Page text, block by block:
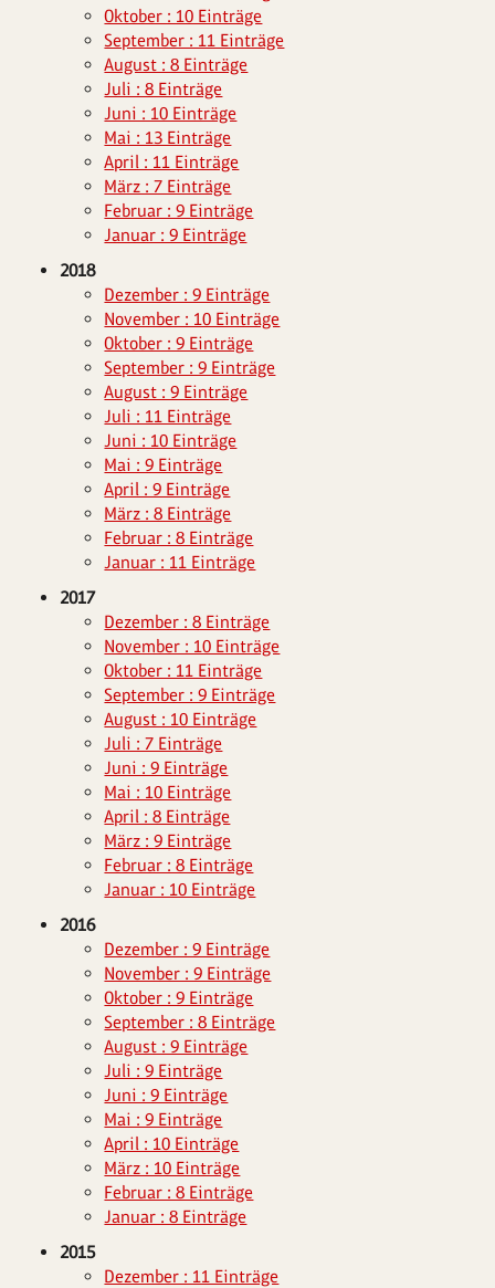
Oktober : 10 Einträge
September : 11 Einträge
August : 8 Einträge
Juli : 8 Einträge
Juni : 10 Einträge
Mai : 13 Einträge
April : 11 Einträge
März : 7 Einträge
Februar : 9 Einträge
Januar : 9 Einträge
2018
Dezember : 9 Einträge
November : 10 Einträge
Oktober : 9 Einträge
September : 9 Einträge
August : 9 Einträge
Juli : 11 Einträge
Juni : 10 Einträge
Mai : 9 Einträge
April : 9 Einträge
März : 8 Einträge
Februar : 8 Einträge
Januar : 11 Einträge
2017
Dezember : 8 Einträge
November : 10 Einträge
Oktober : 11 Einträge
September : 9 Einträge
August : 10 Einträge
Juli : 7 Einträge
Juni : 9 Einträge
Mai : 10 Einträge
April : 8 Einträge
März : 9 Einträge
Februar : 8 Einträge
Januar : 10 Einträge
2016
Dezember : 9 Einträge
November : 9 Einträge
Oktober : 9 Einträge
September : 8 Einträge
August : 9 Einträge
Juli : 9 Einträge
Juni : 9 Einträge
Mai : 9 Einträge
April : 10 Einträge
März : 10 Einträge
Februar : 8 Einträge
Januar : 8 Einträge
2015
Dezember : 11 Einträge